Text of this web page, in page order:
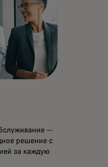
—
решение с
за каждую